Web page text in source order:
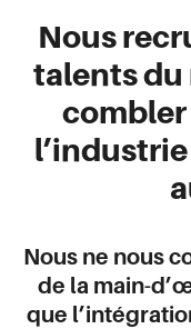
Nous
talents du
combler
Nous ne nous
de la main-
que